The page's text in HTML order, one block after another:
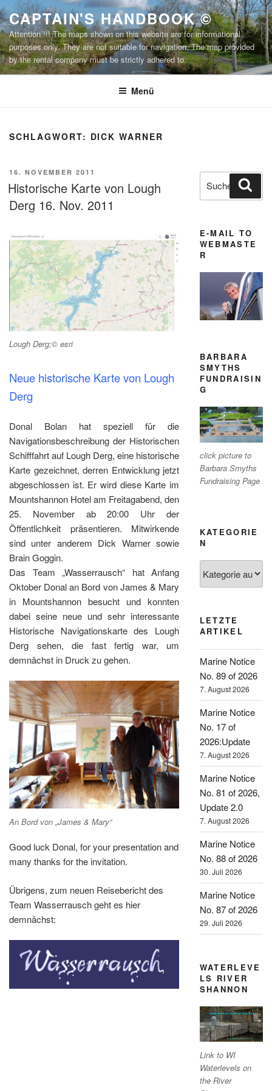
Zum
Inhalt
springen
CAPTAIN'S HANDBOOK ©
Attention !!! The maps shown on this website are for informational
purposes only. They are not suitable for navigation. The map provided
by the rental company must be strictly adhered to.
Menü
SCHLAGWORT: DICK WARNER
VERÖFFENTLICHT
AM
16. NOVEMBER 2011
Historische Karte von Lough
Derg 16. Nov. 2011
Lough Derg;© esri
Neue historische Karte von Lough
Derg
Donal Bolan hat speziell für die
Navigationsbeschreibung der Historischen
Schifffahrt auf Lough Derg, eine historische
Karte gezeichnet, derren Entwicklung jetzt
abgeschlossen ist. Er wird diese Karte im
Mountshannon Hotel am Freitagabend, den
25. November ab 20:00 Uhr der
Öffentlichkeit präsentieren. Mitwirkende
sind unter anderem Dick Warner sowie
Brain Goggin.
Das Team „Wasserrausch“ hat Anfang
Oktober Donal an Bord von James & Mary
in Mountshannon besucht und konnten
dabei seine neue und sehr interessante
Historische Navigationskarte des Lough
Derg sehen, die fast fertig war, um
demnächst in Druck zu gehen.
An Bord von „James & Mary“
Good luck Donal, for your presentation and
many thanks for the invitation.
Übrigens, zum neuen Reisebericht des
Team Wasserrausch geht es hier
demnächst:
Suchen
nach:
E-MAIL TO
WEBMASTE
R
BARBARA
SMYTHS
FUNDRAISIN
G
click picture to
Barbara Smyths
Fundraising Page
KATEGORIE
N
LETZTE
ARTIKEL
Marine Notice
No. 89 of 2026
7. August 2026
Marine Notice
No. 17 of
2026:Update
7. August 2026
Marine Notice
No. 81 of 2026,
Update 2.0
7. August 2026
Marine Notice
No. 88 of 2026
30. Juli 2026
Marine Notice
No. 87 of 2026
29. Juli 2026
WATERLEVE
LS RIVER
SHANNON
Link to WI
Waterlevels on
the River